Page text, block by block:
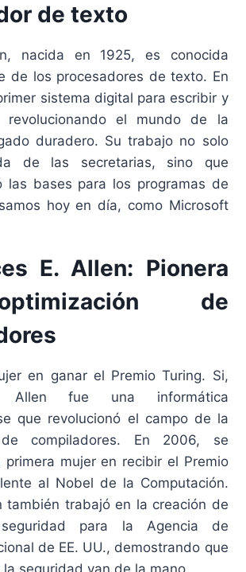
de texto
nacida en 1925, es conocida
de los procesadores de texto. En
sistema digital para escribir y
revolucionando el mundo de la
duradero. Su trabajo no solo
de las secretarias, sino que
las bases para los programas de
hoy en día, como Microsoft
E. Allen: Pionera
de
en ganar el Premio Turing. Si,
Allen fue una informática
que revolucionó el campo de la
de compiladores. En 2006, se
mujer en recibir el Premio
al Nobel de la Computación.
también trabajó en la creación de
para la Agencia de
de EE. UU., demostrando que